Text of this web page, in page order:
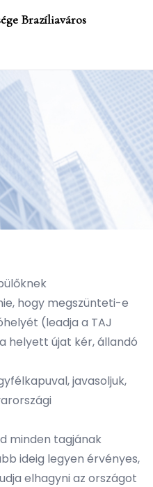
Brazíliaváros
hogy megszünteti-e
(leadja a TAJ
helyett újat kér, állandó
, javasoljuk,
minden tagjának
ideig legyen érvényes,
elhagyni az országot